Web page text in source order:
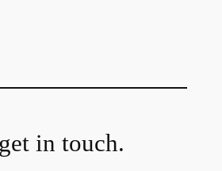
in touch.